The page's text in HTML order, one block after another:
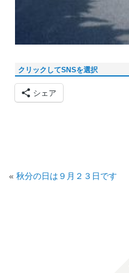
クリックしてSNSを選択
シェア
« 秋分の日は９月２３日です